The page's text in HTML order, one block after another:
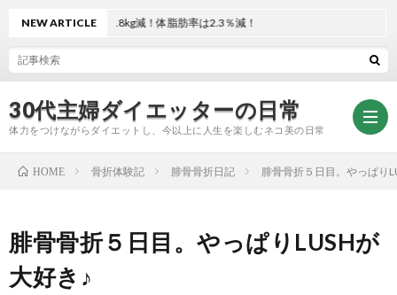
30代主婦ダイエッターの日常
体力をつけながらダイエットし、今以上に人生を楽しむネコ美の日常
NEW ARTICLE
月。体重は3.8kg減！体脂肪率は2.3％減！
HOME 骨折体験記 腓骨骨折日記 腓骨骨折５日目。やっぱり
腓骨骨折５日目。やっぱりLUSHが
大好き♪